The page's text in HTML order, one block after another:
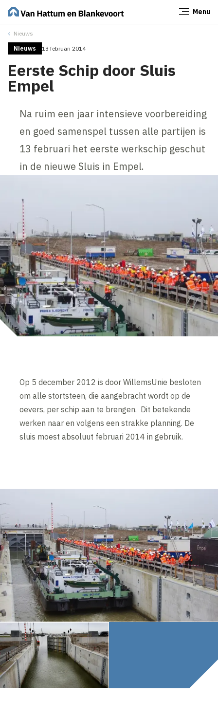
Menu
Nieuws
Nieuws 13 februari 2014
Eerste Schip door Sluis
Empel
Na ruim een jaar intensieve voorbereiding
en goed samenspel tussen alle partijen is
13 februari het eerste werkschip geschut
in de nieuwe Sluis in Empel.
Op 5 december 2012 is door WillemsUnie besloten
om alle stortsteen, die aangebracht wordt op de
oevers, per schip aan te brengen. Dit betekende
werken naar en volgens een strakke planning. De
sluis moest absoluut februari 2014 in gebruik.
Sluiten